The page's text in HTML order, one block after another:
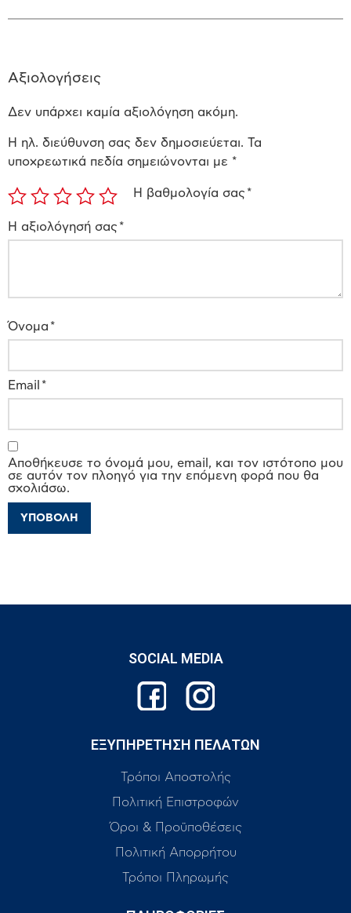
Αξιολογήσεις
Δεν υπάρχει καμία αξιολόγηση ακόμη.
Η ηλ. διεύθυνση σας δεν δημοσιεύεται. Τα
υποχρεωτικά πεδία σημειώνονται με *
Η βαθμολογία σας *
Η αξιολόγησή σας *
Όνομα *
Email *
Αποθήκευσε το όνομά μου, email, και τον ιστότοπο μου
σε αυτόν τον πλοηγό για την επόμενη φορά που θα
σχολιάσω.
SOCIAL MEDIA
ΕΞΥΠΗΡΕΤΗΣΗ ΠΕΛΑΤΩΝ
Τρόποι Αποστολής
Πολιτική Επιστροφών
Όροι & Προϋποθέσεις
Πολιτική Απορρήτου
Τρόποι Πληρωμής